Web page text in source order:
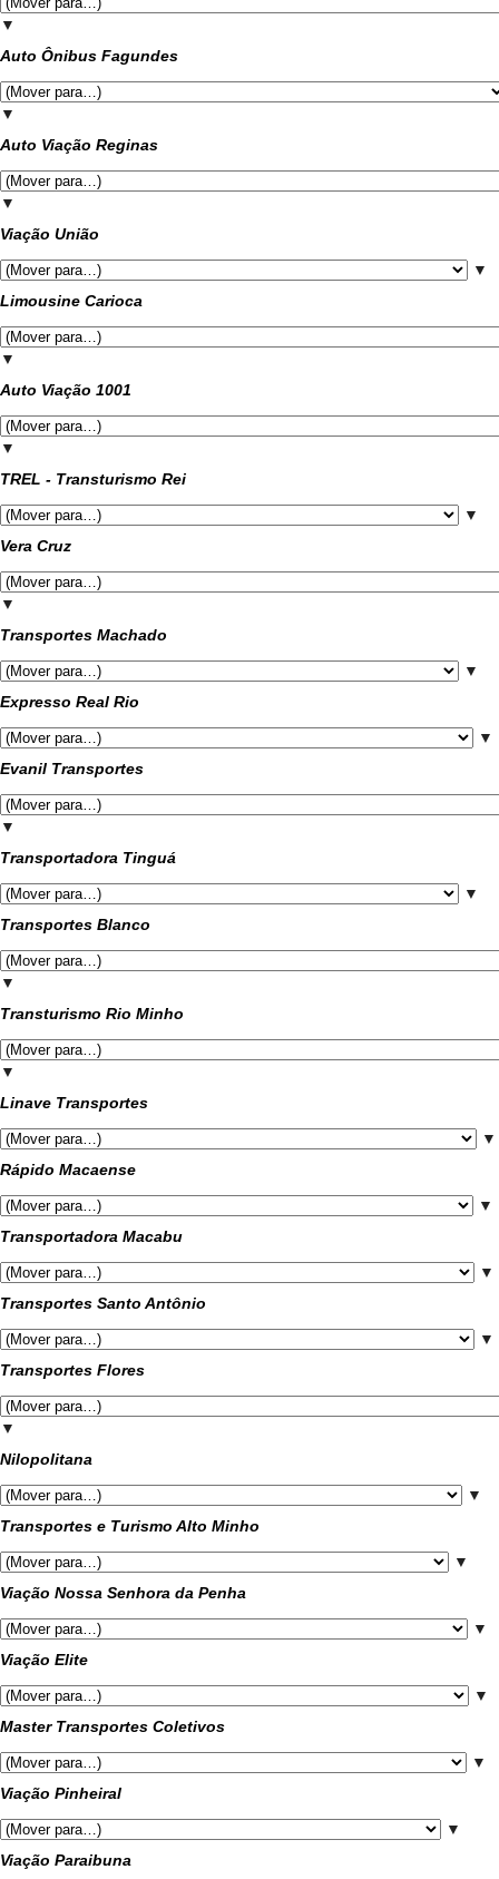
▼
Auto Ônibus Fagundes
▼
Auto Viação Reginas
▼
Viação União
▼
Limousine Carioca
▼
Auto Viação 1001
▼
TREL - Transturismo Rei
▼
Vera Cruz
▼
Transportes Machado
▼
Expresso Real Rio
▼
Evanil Transportes
▼
Transportadora Tinguá
▼
Transportes Blanco
▼
Transturismo Rio Minho
▼
Linave Transportes
▼
Rápido Macaense
▼
Transportadora Macabu
▼
Transportes Santo Antônio
▼
Transportes Flores
▼
Nilopolitana
▼
Transportes e Turismo Alto Minho
▼
Viação Nossa Senhora da Penha
▼
Viação Elite
▼
Master Transportes Coletivos
▼
Viação Pinheiral
▼
Viação Paraibuna